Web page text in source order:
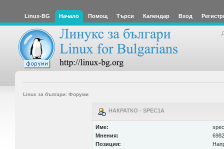
Linux-BG Начало Помощ Търси Календар Вход
Linux за българи: Форуми
НАКРАТКО - SPEC1A
Име:
Мнения:
Позиция: